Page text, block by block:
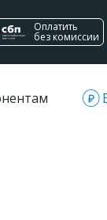
Оплатить
без комиссии